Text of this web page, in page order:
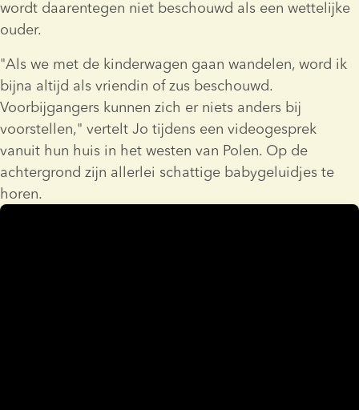
wordt daarentegen niet beschouwd als een wettelijke
ouder.
"Als we met de kinderwagen gaan wandelen, word ik
bijna altijd als vriendin of zus beschouwd.
Voorbijgangers kunnen zich er niets anders bij
voorstellen," vertelt Jo tijdens een videogesprek
vanuit hun huis in het westen van Polen. Op de
achtergrond zijn allerlei schattige babygeluidjes te
horen.